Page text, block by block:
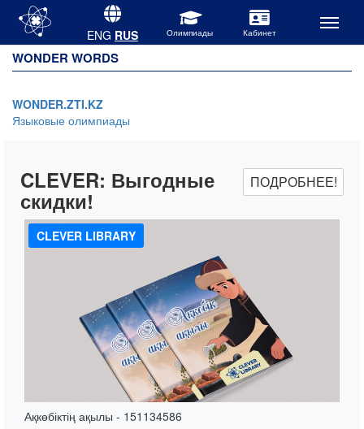
WONDER WORDS
WONDER.ZTI.KZ
Языковые олимпиады
CLEVER: Выгодные
скидки!
ПОДРОБНЕЕ!
CLEVER LIBRARY
Ақкөбіктің ақылы - 151134586
ENG RUS